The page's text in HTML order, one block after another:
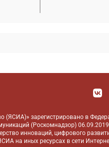
(ЯСИА)» зарегистрировано в
(Роскомнадзор)
инноваций, цифрового
на иных ресурсах в сети